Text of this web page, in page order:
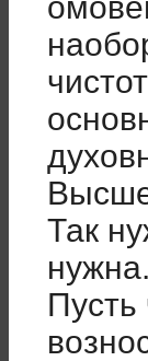
Так
нужна.
Пусть